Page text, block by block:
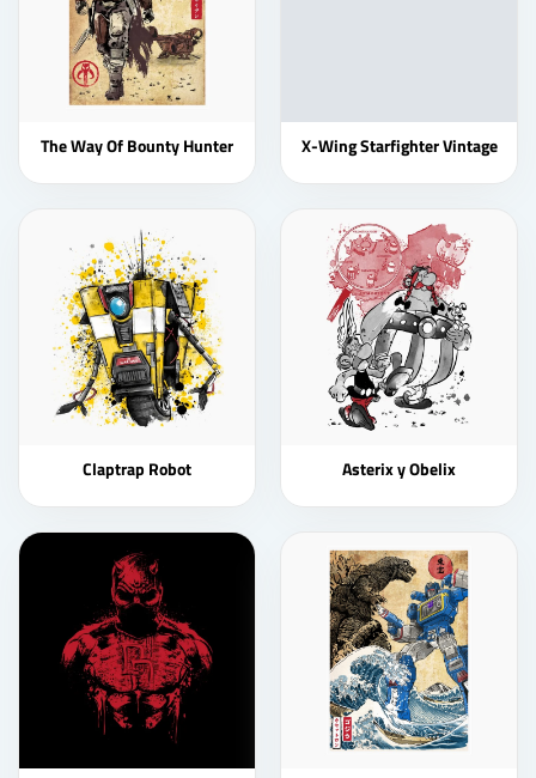
The Way Of Bounty Hunter X-Wing Starfighter Vintage
Claptrap Robot Asterix y Obelix